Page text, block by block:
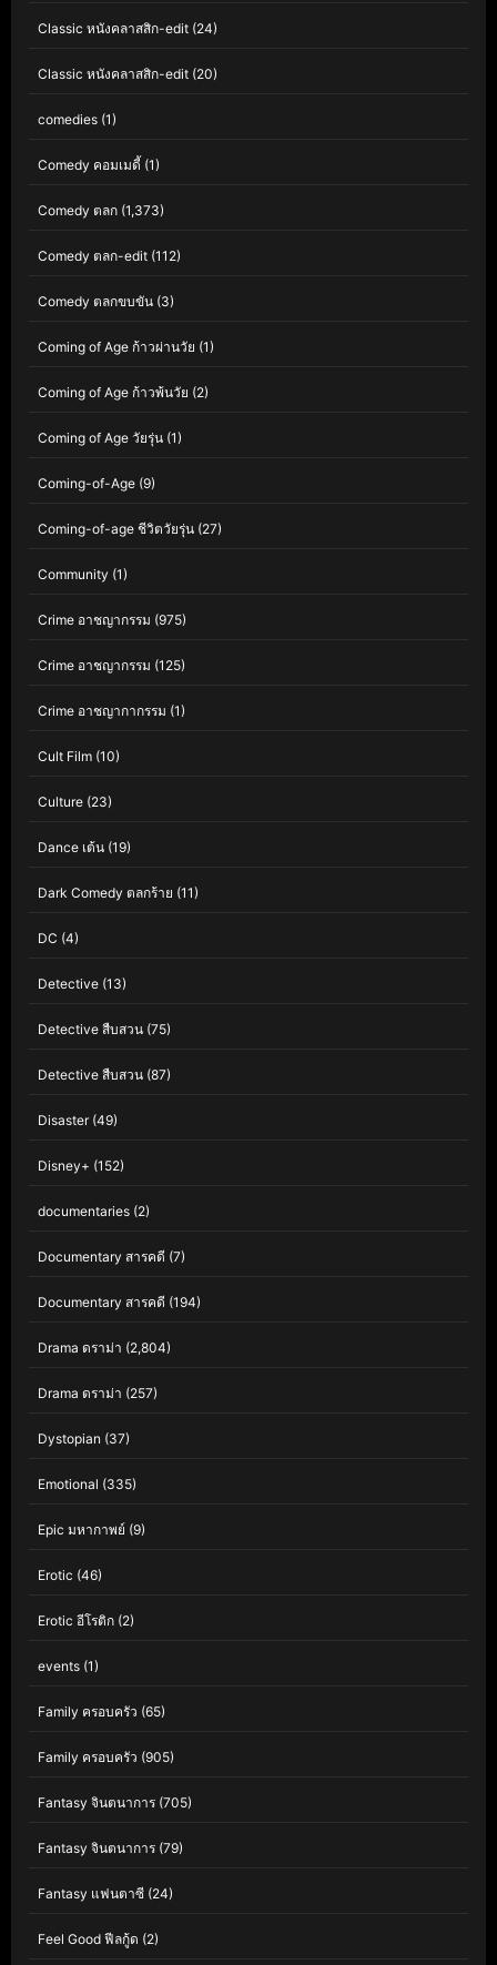
Classic หนังคลาสสิก-edit (24)
Classic หนังคลาสสิก-edit (20)
comedies (1)
Comedy คอมเมดี้ (1)
Comedy ตลก (1,373)
Comedy ตลก-edit (112)
Comedy ตลกขบขัน (3)
Coming of Age ก้าวผ่านวัย (1)
Coming of Age ก้าวพ้นวัย (2)
Coming of Age วัยรุ่น (1)
Coming-of-Age (9)
Coming-of-age ชีวิตวัยรุ่น (27)
Community (1)
Crime อาชญากรรม (975)
Crime อาชญากรรม (125)
Crime อาชญากากรรม (1)
Cult Film (10)
Culture (23)
Dance เต้น (19)
Dark Comedy ตลกร้าย (11)
DC (4)
Detective (13)
Detective สืบสวน (75)
Detective สืบสวน (87)
Disaster(49)
Disney+ (152)
documentaries (2)
Documentary สารคดี (7)
Documentary สารคดี (194)
Drama ดราม่า (2,804)
Drama ดราม่า (257)
Dystopian (37)
Emotional (335)
Epic มหากาพย์ (9)
Erotic (46)
Erotic อีโรติก (2)
events (1)
Family ครอบครัว (65)
Family ครอบครัว (905)
Fantasy จินตนาการ (705)
Fantasy จินตนาการ (79)
Fantasy แฟนตาซี (24)
Feel Good ฟีลกู้ด (2)